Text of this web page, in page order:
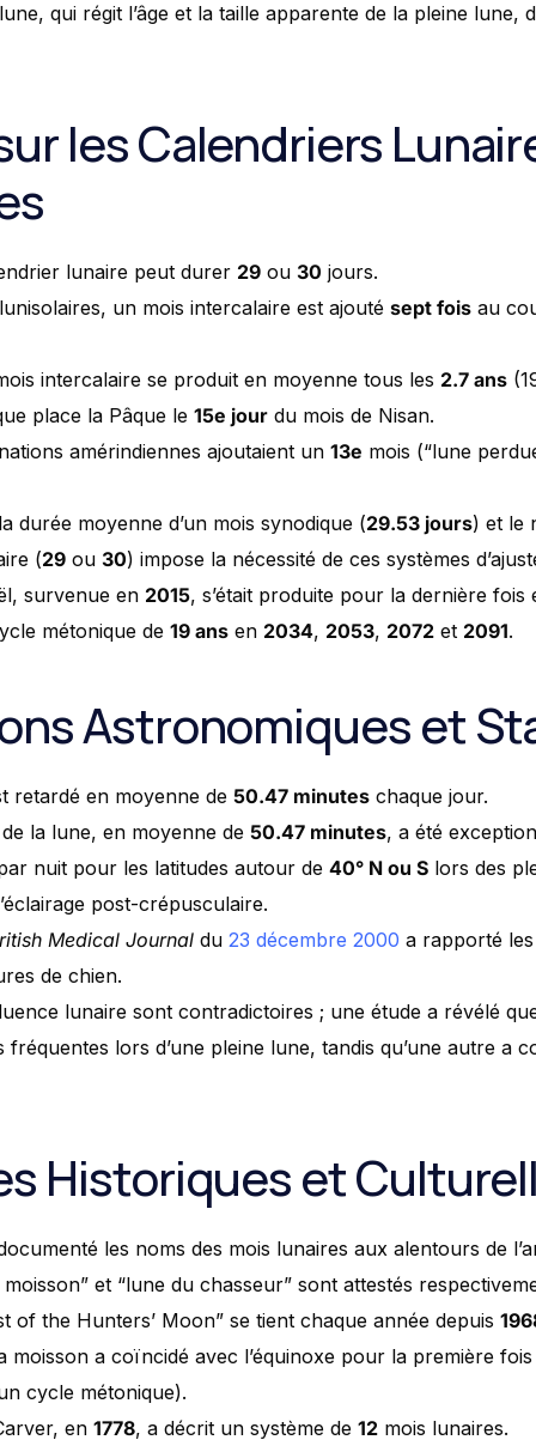
qui régit l’âge et la taille apparente de la pleine lune,
les Calendriers
lunaire peut durer 29 ou 30 jours.
un mois intercalaire est ajouté sept fois au
intercalaire se produit en moyenne tous les 2.7 ans
place la Pâque le 15e jour du mois de Nisan.
amérindiennes ajoutaient un 13e mois (“lune
durée moyenne d’un mois synodique (29.53 jours) et le
(29 ou 30) impose la nécessité de ces systèmes
survenue en 2015, s’était produite pour la dernière fois
métonique de 19 ans en 2034, 2053, 2072 et 2091.
Astronomiques et
retardé en moyenne de 50.47 minutes chaque jour.
la lune, en moyenne de 50.47 minutes, a été
nuit pour les latitudes autour de 40° N ou S lors des
post-crépusculaire.
Medical Journal du 23 décembre 2000 a rapporté
de chien.
lunaire sont contradictoires ; une étude a révélé
lors d’une pleine lune, tandis qu’une autre a
Historiques et
les noms des mois lunaires aux alentours de
et “lune du chasseur” sont attestés
of the Hunters’ Moon” se tient chaque année depuis
moisson a coïncidé avec l’équinoxe pour la première
cycle métonique).
en 1778, a décrit un système de 12 mois lunaires.